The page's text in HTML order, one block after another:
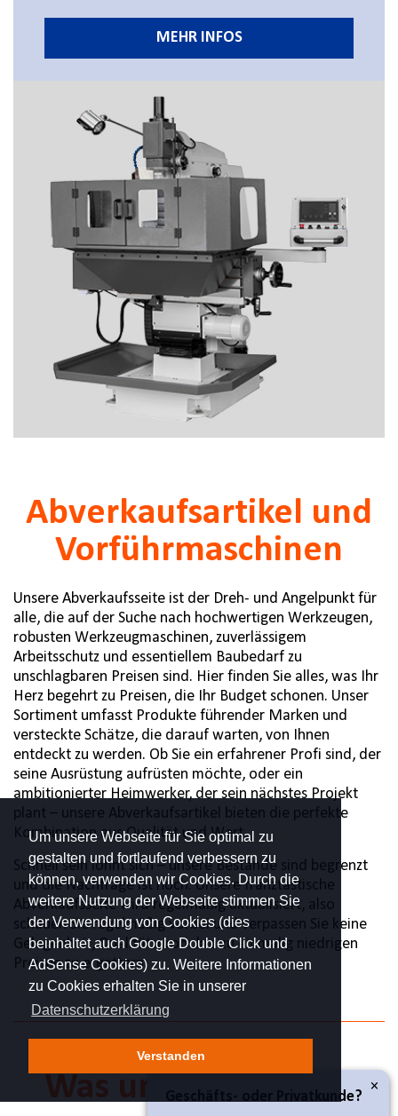
Um unsere Webseite für Sie optimal zu
gestalten und fortlaufend verbessern zu
können, verwenden wir Cookies. Durch die
weitere Nutzung der Webseite stimmen Sie
der Verwendung von Cookies (dies
beinhaltet auch Google Double Click und
AdSense Cookies) zu. Weitere Informationen
zu Cookies erhalten Sie in unserer
Datenschutzerklärung
Verstanden
MEHR INFOS
Abverkaufsartikel und
Vorführmaschinen
Unsere Abverkaufsseite ist der Dreh- und Angelpunkt für
alle, die auf der Suche nach hochwertigen Werkzeugen,
robusten Werkzeugmaschinen, zuverlässigem
Arbeitsschutz und essentiellem Baubedarf zu
unschlagbaren Preisen sind. Hier finden Sie alles, was Ihr
Herz begehrt zu Preisen, die Ihr Budget schonen. Unser
Sortiment umfasst Produkte führender Marken und
versteckte Schätze, die darauf warten, von Ihnen
entdeckt zu werden. Ob Sie ein erfahrener Profi sind, der
seine Ausrüstung aufrüsten möchte, oder ein
ambitionierter Heimwerker, der sein nächstes Projekt
plant – unsere Abverkaufsartikel bieten die perfekte
Kombination aus Qualität und Wert.
Schnell sein lohnt sich – unsere Bestände sind begrenzt
und die Nachfrage ist hoch. Unsere franztastische
Abverkaufsseite wird regelmäßig aktualisiert, also
schauen Sie regelmäßig vorbei und verpassen Sie keine
Gelegenheit, Qualitätsprodukte zu einmalig niedrigen
Preisen zu ergattern.
Was unsere Kunden
×
Geschäfts- oder Privatkunde?